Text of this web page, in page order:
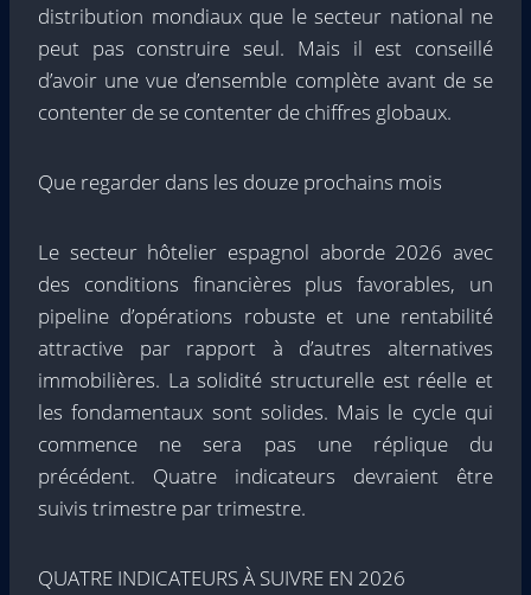
distribution mondiaux que le secteur national ne
peut pas construire seul. Mais il est conseillé
d’avoir une vue d’ensemble complète avant de se
contenter de se contenter de chiffres globaux.
Que regarder dans les douze prochains mois
Le secteur hôtelier espagnol aborde 2026 avec
des conditions financières plus favorables, un
pipeline d’opérations robuste et une rentabilité
attractive par rapport à d’autres alternatives
immobilières. La solidité structurelle est réelle et
les fondamentaux sont solides. Mais le cycle qui
commence ne sera pas une réplique du
précédent. Quatre indicateurs devraient être
suivis trimestre par trimestre.
QUATRE INDICATEURS À SUIVRE EN 2026